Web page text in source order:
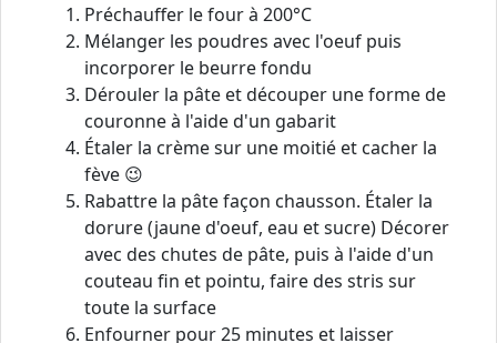
Préchauffer le four à 200°C
Mélanger les poudres avec l'oeuf puis
incorporer le beurre fondu
Dérouler la pâte et découper une forme de
couronne à l'aide d'un gabarit
Étaler la crème sur une moitié et cacher la
fève 😉
Rabattre la pâte façon chausson. Étaler la
dorure (jaune d'oeuf, eau et sucre) Décorer
avec des chutes de pâte, puis à l'aide d'un
couteau fin et pointu, faire des stris sur
toute la surface
Enfourner pour 25 minutes et laisser